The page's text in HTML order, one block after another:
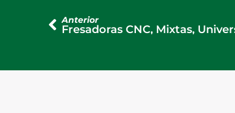
Anterior
Fresadoras CNC, Mixtas,